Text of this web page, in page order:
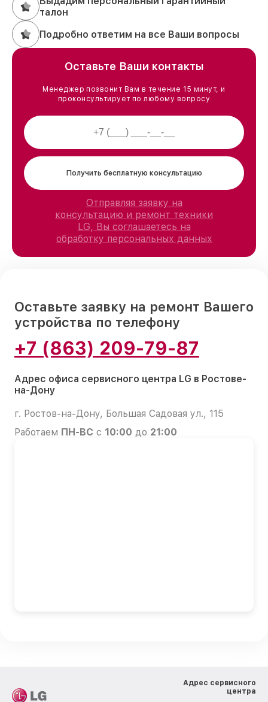
талон
Подробно ответим на все Ваши вопросы
Оставьте Ваши контакты
Менеджер позвонит Вам в течение 15 минут, и
проконсультирует по любому вопросу
Получить бесплатную консультацию
Отправляя заявку на
консультацию и ремонт техники
LG, Вы соглашаетесь на
обработку персональных данных
Оставьте заявку на ремонт Вашего
устройства по телефону
+7 (863) 209-79-87
Адрес офиса сервисного центра LG в Ростове-
на-Дону
г. Ростов-на-Дону, Большая Садовая ул., 115
Работаем ПН-ВС с 10:00 до 21:00
Адрес сервисного
центра